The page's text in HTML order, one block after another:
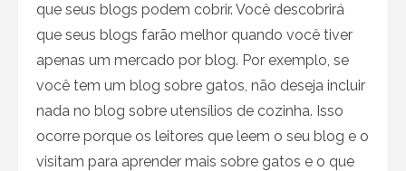
que seus blogs podem cobrir. Você descobrirá
que seus blogs farão melhor quando você tiver
apenas um mercado por blog. Por exemplo, se
você tem um blog sobre gatos, não deseja incluir
nada no blog sobre utensílios de cozinha. Isso
ocorre porque os leitores que leem o seu blog e o
visitam para aprender mais sobre gatos e o que